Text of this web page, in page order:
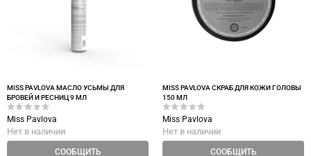
MISS PAVLOVA МАСЛО УСЬМЫ ДЛЯ
БРОВЕЙ И РЕСНИЦ 9 МЛ
Miss Pavlova
Нет в наличии
СООБЩИТЬ
MISS PAVLOVA СКРАБ ДЛЯ КОЖИ ГОЛОВЫ
150 МЛ
Miss Pavlova
Нет в наличии
СООБЩИТЬ